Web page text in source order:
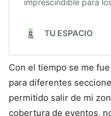
Con el tiempo se me
para diferentes
permitido salir de mi
cobertura de eventos,